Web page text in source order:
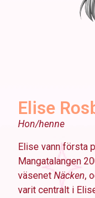
Elise
Hon/henne
Elise vann första
Mangatalangen
väsenet Näcken,
varit centralt i